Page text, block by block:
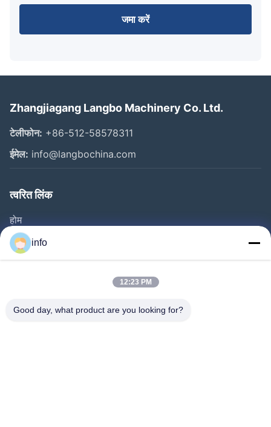
जमा करें
Zhangjiagang Langbo Machinery Co. Ltd.
टेलीफोन: +86-512-58578311
ईमेल: info@langbochina.com
त्वरित लिंक
होम
उत्पाद
वीडियो
फैक्टरी यात्रा
info
12:23 PM
Good day, what product are you looking for?